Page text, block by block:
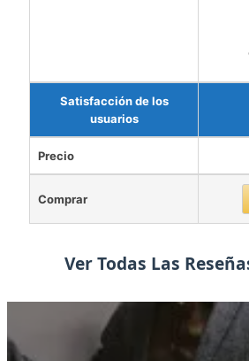
Satisfacción de los
usuarios
Precio
Comprar
Ver Todas Las